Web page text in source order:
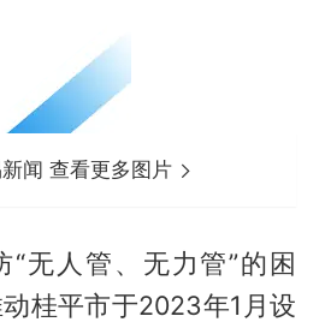
闻 查看更多图片
“无人管、无力管”的困
桂平市于2023年1月设